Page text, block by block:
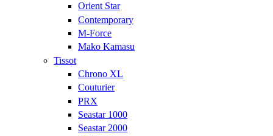
Orient Star
Contemporary
M-Force
Mako Kamasu
Tissot
Chrono XL
Couturier
PRX
Seastar 1000
Seastar 2000